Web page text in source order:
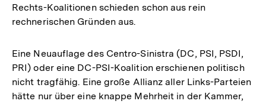
Rechts-Koalitionen schieden schon aus rein
rechnerischen Gründen aus.
Eine Neuauflage des Centro-Sinistra (DC, PSI, PSDI,
PRI) oder eine DC-PSI-Koalition erschienen politisch
nicht tragfähig. Eine große Allianz aller Links-Parteien
hätte nur über eine knappe Mehrheit in der Kammer,